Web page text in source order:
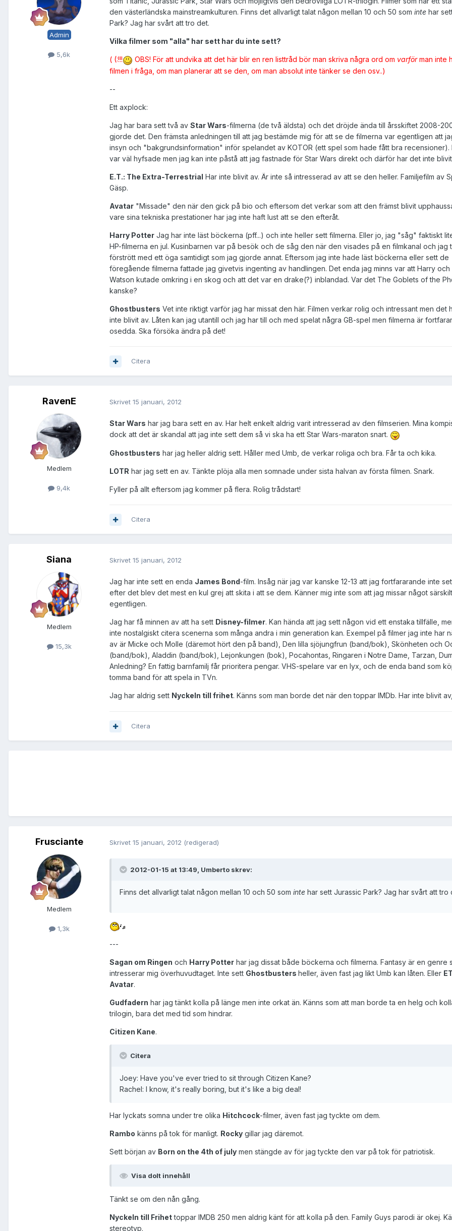
Admin
5,6k
den västerländska mainstreamkulturen. Finns det allvarligt talat någon mellan 10 och 50 som inte har
Park? Jag har svårt att tro det.
Vilka filmer som "alla" har sett har du inte sett?
( (:!!! OBS! För att undvika att det här blir en ren listtråd bör man skriva några ord om varförman inte
filmen i fråga, om man planerar att se den, om man absolut inte tänker se den osv..)
--
Ett axplock:
Jag har bara sett två av Star Wars-filmerna (de två äldsta) och det dröjde ända till årsskiftet 2008-
gjorde det. Den främsta anledningen till att jag bestämde mig för att se de filmerna var egentligen att
insyn och "bakgrundsinformation" inför spelandet av KOTOR (ett spel som hade fått bra recensioner).
var väl hyfsade men jag kan inte påstå att jag fastnade för Star Wars direkt och därför har det inte
E.T.: The Extra-Terrestrial Har inte blivit av. Är inte så intresserad av att se den heller. Familjefilm av
Gäsp.
Avatar "Missade" den när den gick på bio och eftersom det verkar som att den främst blivit
vare sina tekniska prestationer har jag inte haft lust att se den efteråt.
Harry Potter Jag har inte läst böckerna (pff...) och inte heller sett filmerna. Eller jo, jag "såg" faktiskt
HP-filmerna en jul. Kusinbarnen var på besök och de såg den när den visades på en filmkanal och jag
förstrött med ett öga samtidigt som jag gjorde annat. Eftersom jag inte hade läst böckerna eller sett de
föregående filmerna fattade jag givetvis ingenting av handlingen. Det enda jag minns var att Harry och
Watson kutade omkring i en skog och att det var en drake(?) inblandad. Var det The Goblets of the
kanske?
Ghostbusters Vet inte riktigt varför jag har missat den här. Filmen verkar rolig och intressant men det
inte blivit av. Låten kan jag utantill och jag har till och med spelat några GB-spel men filmerna är
osedda. Ska försöka ändra på det!
Citera
RavenE
Medlem
9,4k
Skrivet 15 januari, 2012
Star Wars har jag bara sett en av. Har helt enkelt aldrig varit intresserad av den filmserien. Mina
dock att det är skandal att jag inte sett dem så vi ska ha ett Star Wars-maraton snart.
Ghostbusters har jag heller aldrig sett. Håller med Umb, de verkar roliga och bra. Får ta och kika.
LOTR har jag sett en av. Tänkte plöja alla men somnade under sista halvan av första filmen. Snark.
Fyller på allt eftersom jag kommer på flera. Rolig trådstart!
Citera
Siana
Medlem
15,3k
Skrivet 15 januari, 2012
Jag har inte sett en enda James Bond-film. Insåg när jag var kanske 12-13 att jag fortfararande inte
efter det blev det mest en kul grej att skita i att se dem. Känner mig inte som att jag missar något särskilt,
egentligen.
Jag har få minnen av att ha sett Disney-filmer. Kan hända att jag sett någon vid ett enstaka tillfälle,
inte nostalgiskt citera scenerna som många andra i min generation kan. Exempel på filmer jag inte har
av är Micke och Molle (däremot hört den på band), Den lilla sjöjungfrun (band/bok), Skönheten och
(band/bok), Aladdin (band/bok), Lejonkungen (bok), Pocahontas, Ringaren i Notre Dame, Tarzan,
Anledning? En fattig barnfamilj får prioritera pengar. VHS-spelare var en lyx, och de enda band som
tomma band för att spela in TVn.
Jag har aldrig sett Nyckeln till frihet. Känns som man borde det när den toppar IMDb. Har inte blivit
Citera
Frusciante
Medlem
1,3k
Skrivet 15 januari, 2012 (redigerad)
2012-01-15 at 13:49, Umberto skrev:
Finns det allvarligt talat någon mellan 10 och 50 som inte har sett Jurassic Park? Jag har svårt att tro
---
Sagan om Ringen och Harry Potter har jag dissat både böckerna och filmerna. Fantasy är en genre
intresserar mig överhuvudtaget. Inte sett Ghostbusters heller, även fast jag likt Umb kan låten. Eller ET
Avatar.
Gudfadern har jag tänkt kolla på länge men inte orkat än. Känns som att man borde ta en helg och
trilogin, bara det med tid som hindrar.
Citizen Kane.
Citera
Joey: Have you've ever tried to sit through Citizen Kane?
Rachel: I know, it's really boring, but it's like a big deal!
Har lyckats somna under tre olika Hitchcock-filmer, även fast jag tyckte om dem.
Rambo känns på tok för manligt. Rocky gillar jag däremot.
Sett början av Born on the 4th of july men stängde av för jag tyckte den var på tok för patriotisk.
Visa dolt innehåll
Tänkt se om den nån gång.
Nyckeln till Frihettoppar IMDB 250 men aldrig känt för att kolla på den. Family Guys parodi är okej.
stereotyp.